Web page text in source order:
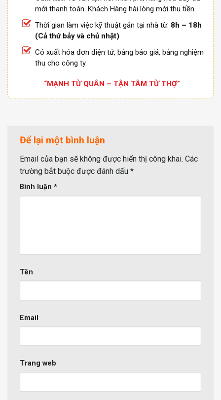
mới thanh toán. Khách Hàng hài lòng mới thu tiền.
Thời gian làm việc kỹ thuật gắn tại nhà từ: 8h – 18h
(Cả thứ bảy và chủ nhật)
Có xuất hóa đơn điện tử, bảng báo giá, bảng nghiệm
thu cho công ty.
“MẠNH TỪ QUÂN – TẬN TÂM TỪ THỢ”
Để lại một bình luận
Email của bạn sẽ không được hiển thị công khai. Các
trường bắt buộc được đánh dấu *
Bình luận *
Tên
Email
Trang web